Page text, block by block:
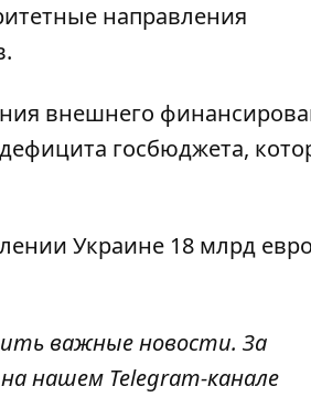
направления
внешнего
госбюджета,
Украине 18 млрд евро
важные новости. За
нашем Telegram-канале